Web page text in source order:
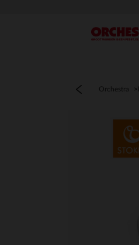
menu
Orchestra